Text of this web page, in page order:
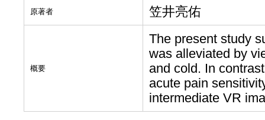
原著者 笠井亮佑
概要
The present study
was alleviated by
and cold. In
acute pain
intermediate VR